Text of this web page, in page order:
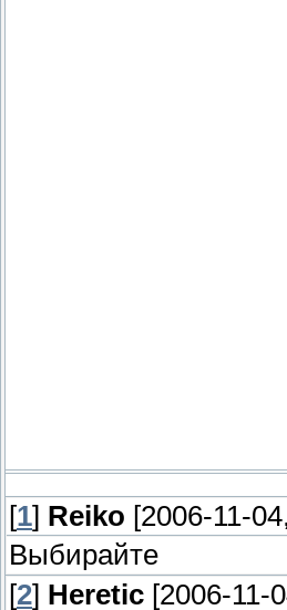
[1] Reiko [2006-11-
Выбирайте
[2] Heretic [2006-11-